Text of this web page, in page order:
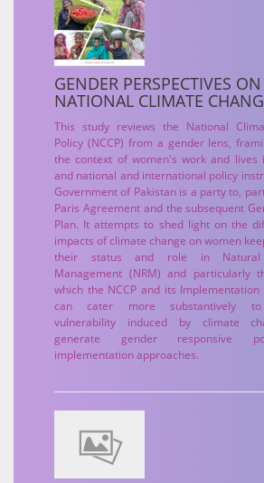
GENDER PERSPECTIVES
NATIONAL CLIMATE
This study reviews the National
Policy (NCCP) from a gender lens,
the context of women's work and lives
and national and international policy
Government of Pakistan is a party to,
Paris Agreement and the subsequent
Plan. It attempts to shed light on the
impacts of climate change on women
their status and role in Natural
Management (NRM) and particularly
which the NCCP and its Implementation
can cater more substantively to
vulnerability induced by climate
generate gender responsive
implementation approaches.